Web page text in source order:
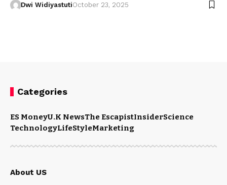
Dwi WidiyastutiOctober 23, 2025
Categories
ES MoneyU.K NewsThe EscapistInsiderScience
TechnologyLifeStyleMarketing
About US